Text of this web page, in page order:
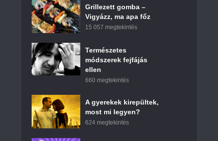
Grillezett gomba –
Vigyázz, ma apa főz
15 057 megtekintés
Természetes
módszerek fejfájás
ellen
660 megtekintés
A gyerekek kirepültek,
most mi legyen?
624 megtekintés